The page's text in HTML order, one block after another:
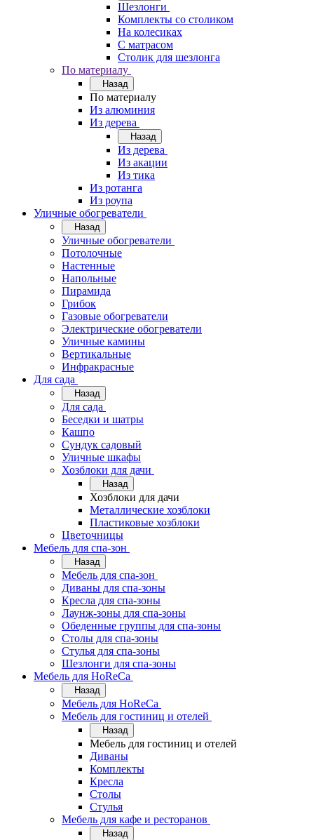
Шезлонги
Комплекты со столиком
На колесиках
С матрасом
Столик для шезлонга
По материалу
Назад
По материалу
Из алюминия
Из дерева
Назад
Из дерева
Из акации
Из тика
Из ротанга
Из роупа
Уличные обогреватели
Назад
Уличные обогреватели
Потолочные
Настенные
Напольные
Пирамида
Грибок
Газовые обогреватели
Электрические обогреватели
Уличные камины
Вертикальные
Инфракрасные
Для сада
Назад
Для сада
Беседки и шатры
Кашпо
Сундук садовый
Уличные шкафы
Хозблоки для дачи
Назад
Хозблоки для дачи
Металлические хозблоки
Пластиковые хозблоки
Цветочницы
Мебель для спа-зон
Назад
Мебель для спа-зон
Диваны для спа-зоны
Кресла для спа-зоны
Лаунж-зоны для спа-зоны
Обеденные группы для спа-зоны
Столы для спа-зоны
Стулья для спа-зоны
Шезлонги для спа-зоны
Мебель для HoReCa
Назад
Мебель для HoReCa
Мебель для гостиниц и отелей
Назад
Мебель для гостиниц и отелей
Диваны
Комплекты
Кресла
Столы
Стулья
Мебель для кафе и ресторанов
Назад